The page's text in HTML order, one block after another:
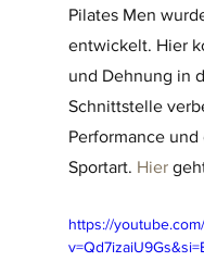
Pilates Men
entwickelt. Hier
und Dehnung in
Schnittstelle
Performance
Sportart. Hier
https://